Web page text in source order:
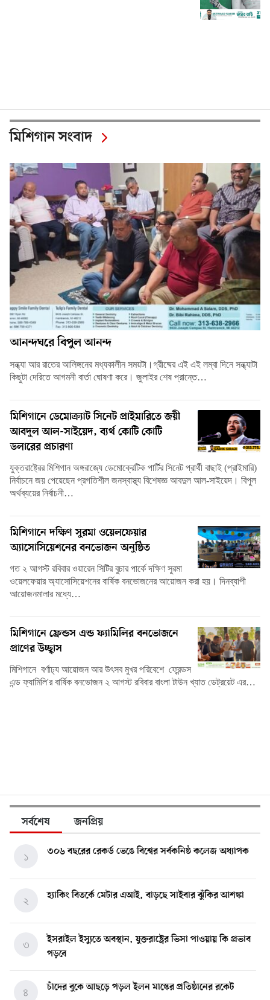
মিশিগান সংবাদ
আনন্দঘরে বিপুল আনন্দ
সন্ধ্যা আর রাতের আলিঙ্গনের মধ্যকালীন সময়টা।গ্রীষ্মের এই এই লম্বা দিনে সন্ধ্যাটা
কিছুটা দেরিতে আগমনী বার্তা ঘোষণা করে। জুলাইর শেষ প্রান্তে…
মিশিগানে ডেমোক্র্যাট সিনেট প্রাইমারিতে জয়ী
আবদুল আল-সাইয়েদ, ব্যর্থ কোটি কোটি
ডলারের প্রচারণা
যুক্তরাষ্ট্রের মিশিগান অঙ্গরাজ্যে ডেমোক্রেটিক পার্টির সিনেট প্রার্থী বাছাই (প্রাইমারি)
নির্বাচনে জয় পেয়েছেন প্রগতিশীল জনস্বাস্থ্য বিশেষজ্ঞ আবদুল আল-সাইয়েদ। বিপুল
অর্থব্যয়ের নির্বাচনী…
মিশিগানে দক্ষিণ সুরমা ওয়েলফেয়ার
অ্যাসোসিয়েশনের বনভোজন অনুষ্ঠিত
গত ২ আগস্ট রবিবার ওয়ারেন সিটির বুচার পার্কে দক্ষিণ সুরমা
ওয়েলফেয়ার অ্যাসোসিয়েশনের বার্ষিক বনভোজনের আয়োজন করা হয়। দিনব্যাপী
আয়োজনমালার মধ্যে…
মিশিগানে ফ্রেন্ডস এন্ড ফ্যামিলির বনভোজনে
প্রাণের উচ্ছ্বাস
মিশিগানে বর্ণাঢ্য আয়োজন আর উৎসব মুখর পরিবেশে ফ্রেন্ডস
এন্ড ফ্যামিলি'র বার্ষিক বনভোজন ২ আগস্ট রবিবার বাংলা টাউন খ্যাত ডেট্রয়েট এর…
সর্বশেষ জনপ্রিয়
৩০৬ বছরের রেকর্ড ভেঙে বিশ্বের সর্বকনিষ্ঠ কলেজ অধ্যাপক
১
হ্যাকিং বিতর্কে মেটার এআই, বাড়ছে সাইবার ঝুঁকির আশঙ্কা
২
ইসরাইল ইস্যুতে অবস্থান, যুক্তরাষ্ট্রের ভিসা পাওয়ায় কি প্রভাব
পড়বে
৩
চাঁদের বুকে আছড়ে পড়ল ইলন মাস্কের প্রতিষ্ঠানের রকেট
৪